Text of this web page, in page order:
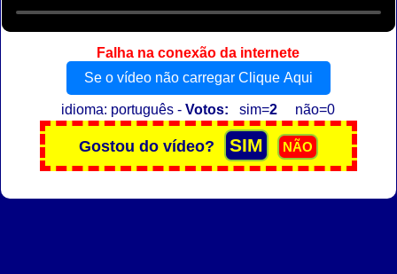
Falha na conexão da internete
Se o vídeo não carregar Clique Aqui
idioma: português -Votos: sim=2 não=0